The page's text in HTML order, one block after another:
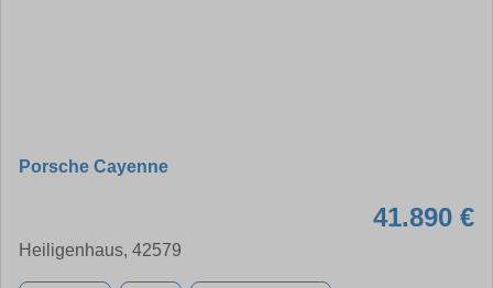
Porsche Cayenne
41.890 €
Heiligenhaus, 42579